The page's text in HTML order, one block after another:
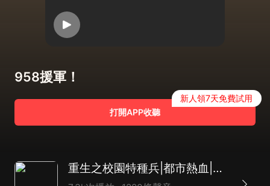
958援軍！
打開APP收聽
新人領7天免費試用
重生之校園特種兵|都市熱血|精品雙播